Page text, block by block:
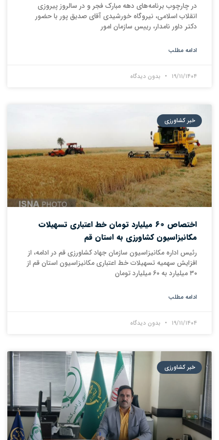
در چارچوب برنامه‌های دهه مبارک فجر و در سالروز پیروزی
انقلاب اسلامی، نیروگاه خورشیدی آقای صدیق پور با حضور
دکتر داور نامدار، رییس سازمان امور
ادامه مطلب
۱۹/۱۱/۱۴۰۴ بدون دیدگاه
خبر کشاورزی
اختصاص ۶۰ میلیارد تومان خط اعتباری تسهیلات
مکانیزاسیون کشاورزی به استان قم
رئیس اداره مکانیزاسیون سازمان جهاد کشاورزی قم در ادامه، از
افزایش سهمیه تسهیلات خط اعتباری مکانیزاسیون استان قم از
۳۰ میلیارد به ۶۰ میلیارد تومان
ادامه مطلب
۱۹/۱۱/۱۴۰۴ بدون دیدگاه
خبر کشاورزی